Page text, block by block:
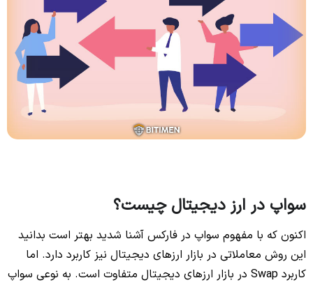
سواپ در ارز دیجیتال چیست؟
اکنون که با مفهوم سواپ در فارکس آشنا شدید بهتر است بدانید
این روش معاملاتی در بازار ارزهای دیجیتال نیز کاربرد دارد. اما
کاربرد Swap در بازار ارزهای دیجیتال متفاوت است. به نوعی سواپ